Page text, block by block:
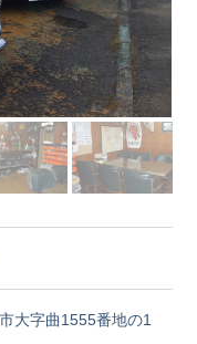
大字曲1555番地の1